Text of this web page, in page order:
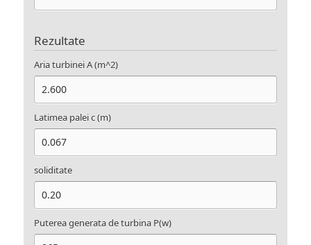
Rezultate
Aria turbinei A (m^2)
Latimea palei c (m)
soliditate
Puterea generata de turbina P(w)